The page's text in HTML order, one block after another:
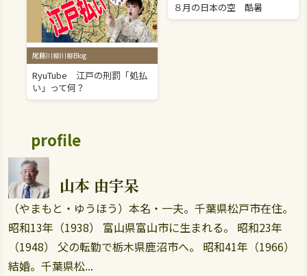
尾藤川柳川柳Blog
RyuTube 江戸の刑罰「処払
い」って何？
８月の日本の空 酷暑
profile
山本 由宇呆
（やまもと・ゆうほう）本名・一夫。千葉県松戸市在住。
昭和13年（1938） 富山県富山市に生まれる。 昭和23年
（1948） 父の転勤で栃木県鹿沼市へ。 昭和41年（1966）
結婚。千葉県松...